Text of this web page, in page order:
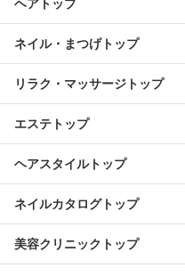
ヘアトップ
ネイル・まつげトップ
リラク・マッサージトップ
エステトップ
ヘアスタイルトップ
ネイルカタログトップ
美容クリニックトップ